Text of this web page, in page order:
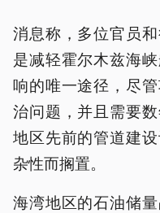
消息称，多位官员
是减轻霍尔木兹海
响的唯一途径，尽
治问题，并且需要
地区先前的管道建
杂性而搁置。
海湾地区的石油储